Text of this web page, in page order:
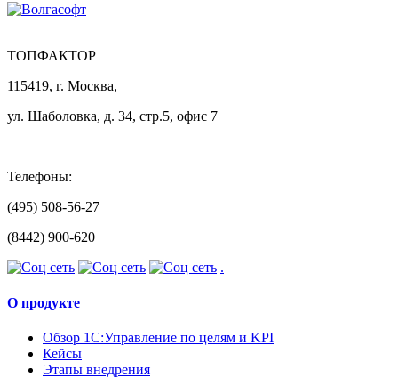
ТОПФАКТОР
115419, г. Москва,
ул. Шаболовка, д. 34, стр.5, офис 7
Телефоны:
(495) 508-56-27
(8442) 900-620
.
О продукте
Обзор 1С:Управление по целям и KPI
Кейсы
Этапы внедрения